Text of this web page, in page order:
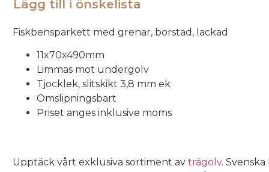
Lägg till i önskelista
Fiskbensparkett med grenar, borstad, lackad
11x70x490mm
Limmas mot undergolv
Tjocklek, slitskikt 3,8 mm ek
Omslipningsbart
Priset anges inklusive moms
Upptäck vårt exklusiva sortiment av trägolv.